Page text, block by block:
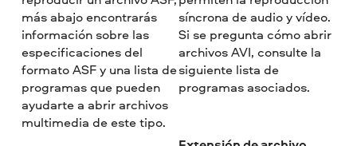
más abajo encontrarás
información sobre las
especificaciones del
formato ASF y una lista de
programas que pueden
ayudarte a abrir archivos
multimedia de este tipo.
síncrona de audio y vídeo.
Si se pregunta cómo abrir
archivos AVI, consulte la
siguiente lista de
programas asociados.